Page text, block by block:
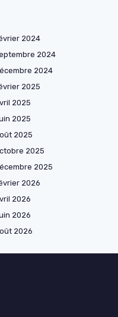
2024
2024
2024
2025
2025
2025
2025
2025
2025
2026
2026
2026
2026